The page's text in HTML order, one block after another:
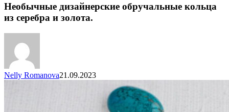
Необычные дизайнерские обручальные кольца
из серебра и золота.
Nelly Romanova21.09.2023